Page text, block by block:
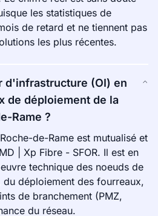
les statistiques de
de retard et ne tiennent pas
les plus récentes.
d'infrastructure (OI) en
de déploiement de la
Rame ?
de-Rame est mutualisé et
| Xp Fibre - SFOR. Il est en
technique des noeuds de
déploiement des fourreaux,
de branchement (PMZ,
du réseau.